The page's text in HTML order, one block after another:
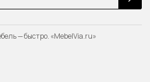
— быстро. «MebelVia.ru»